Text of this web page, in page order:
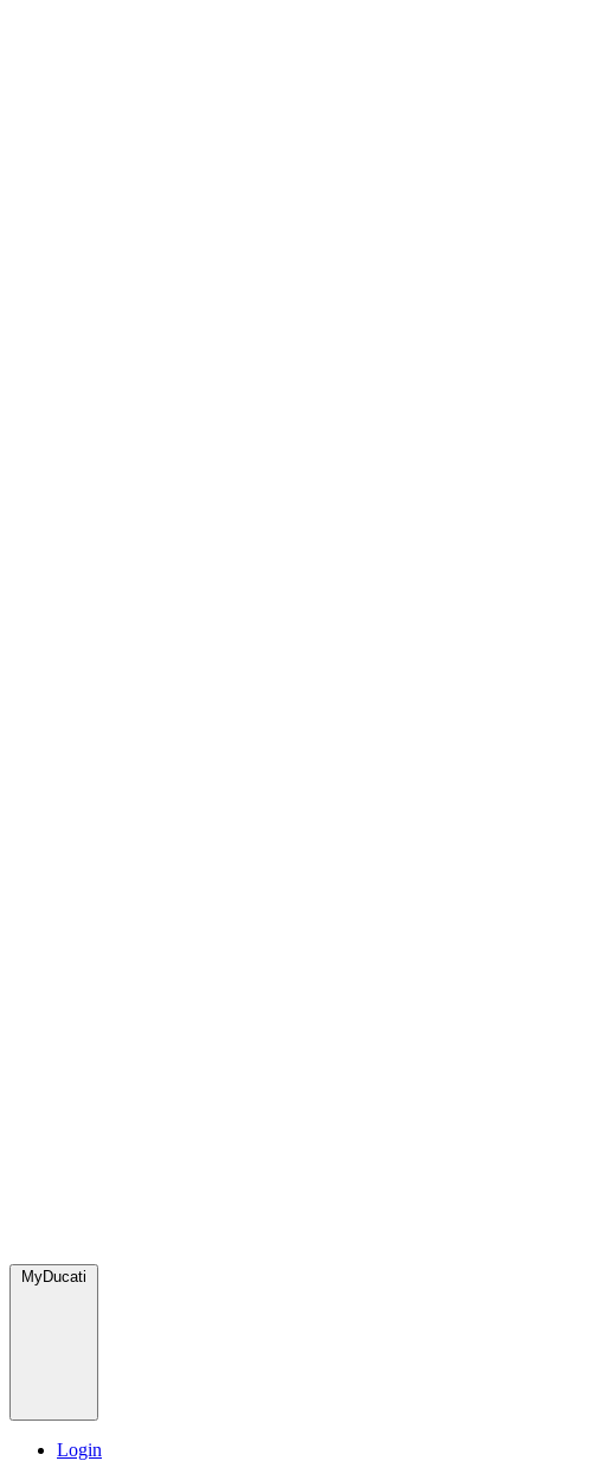
MyDucati
Login